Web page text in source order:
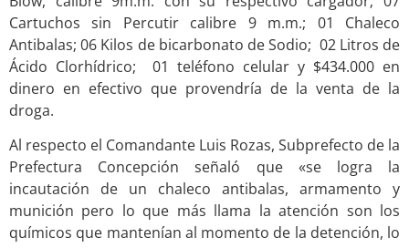
Cartuchos sin Percutir calibre 9 m.m.; 01 Chaleco
Antibalas; 06 Kilos de bicarbonato de Sodio; 02 Litros de
Ácido Clorhídrico; 01 teléfono celular y $434.000 en
dinero en efectivo que provendría de la venta de la
droga.
Al respecto el Comandante Luis Rozas, Subprefecto de la
Prefectura Concepción señaló que «se logra la
incautación de un chaleco antibalas, armamento y
munición pero lo que más llama la atención son los
químicos que mantenían al momento de la detención, lo